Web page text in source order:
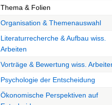
Thema & Folien
Organisation & Themenauswahl
Literaturrecherche & Aufbau wiss.
Arbeiten
Vorträge & Bewertung wiss.
Psychologie der Entscheidung
Ökonomische Perspektiven auf